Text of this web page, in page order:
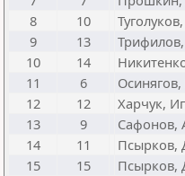
8
10
9
13
10
14
11
6 Осинягов,
12
12 Харчук,
13
9 Сафонов,
14
11 Псырков,
15
15 Псырков,